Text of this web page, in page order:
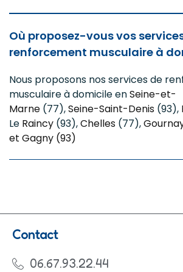
Où proposez-vous vos
renforcement musculaire à
Nous proposons nos services de
musculaire à domicile enSeine-et-
Marne (77),Seine-Saint-Denis (93),
Le Raincy ​ (93),Chelles (77),
et Gagny (93)
Contact
06.67.93.22.44